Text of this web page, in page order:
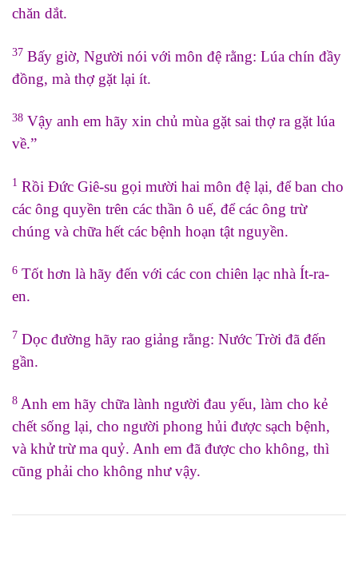
chăn dắt.
37 Bấy giờ, Người nói với môn đệ rằng: Lúa chín đầy
đồng, mà thợ gặt lại ít.
38 Vậy anh em hãy xin chủ mùa gặt sai thợ ra gặt lúa
về.”
1 Rồi Đức Giê-su gọi mười hai môn đệ lại, để ban cho
các ông quyền trên các thần ô uế, để các ông trừ
chúng và chữa hết các bệnh hoạn tật nguyền.
6 Tốt hơn là hãy đến với các con chiên lạc nhà Ít-ra-
en.
7 Dọc đường hãy rao giảng rằng: Nước Trời đã đến
gần.
8 Anh em hãy chữa lành người đau yếu, làm cho kẻ
chết sống lại, cho người phong hủi được sạch bệnh,
và khử trừ ma quỷ. Anh em đã được cho không, thì
cũng phải cho không như vậy.